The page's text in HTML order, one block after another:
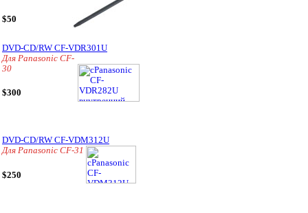
$50
DVD-CD/RW CF-VDR301U
Для Panasonic CF-
30
$300
DVD-CD/RW CF-VDM312U
Для Panasonic CF-31
$250